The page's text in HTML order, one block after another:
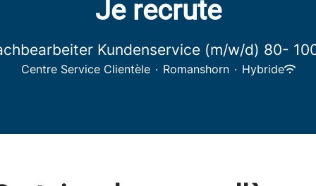
Je recrute
Kundenservice (m/w/d) 80-
Centre Service Clientèle · Romanshorn · Hybride